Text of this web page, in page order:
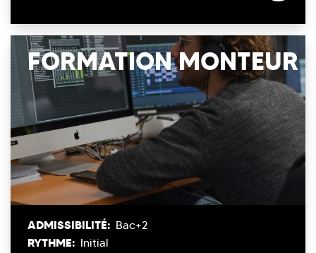
FORMATION MONTEUR
ADMISSIBILITÉ: Bac+2
RYTHME: Initial